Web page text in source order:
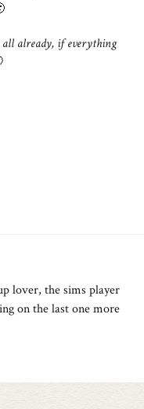
all already, if everything
lover, the sims player
on the last one more